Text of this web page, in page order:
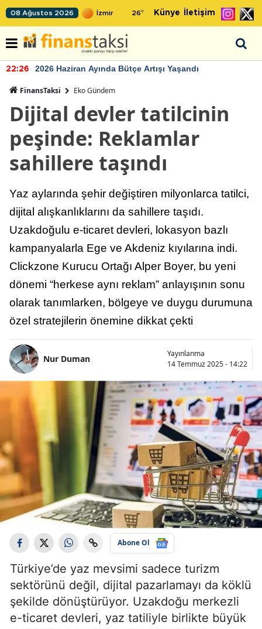
08 Ağustos 2026 26° Künye İletişim
22:26 2026 Haziran Ayında Bütçe Artışı Yaşandı
FinansTaksi Eko Gündem
Dijital devler tatilcinin
peşinde: Reklamlar
sahillere taşındı
Yaz aylarında şehir değiştiren milyonlarca tatilci,
dijital alışkanlıklarını da sahillere taşıdı.
Uzakdoğulu e-ticaret devleri, lokasyon bazlı
kampanyalarla Ege ve Akdeniz kıyılarına indi.
Clickzone Kurucu Ortağı Alper Boyer, bu yeni
dönemi “herkese aynı reklam” anlayışının sonu
olarak tanımlarken, bölgeye ve duygu durumuna
özel stratejilerin önemine dikkat çekti
Nur Duman
Yayınlanma
14 Temmuz 2025 - 14:22
Abone Ol
Türkiye’de yaz mevsimi sadece turizm
sektörünü değil, dijital pazarlamayı da köklü
şekilde dönüştürüyor. Uzakdoğu merkezli
e-ticaret devleri, yaz tatiliyle birlikte büyük